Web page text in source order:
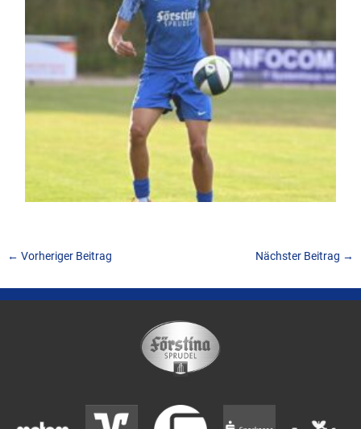
← Vorheriger Beitrag Nächster Beitrag →